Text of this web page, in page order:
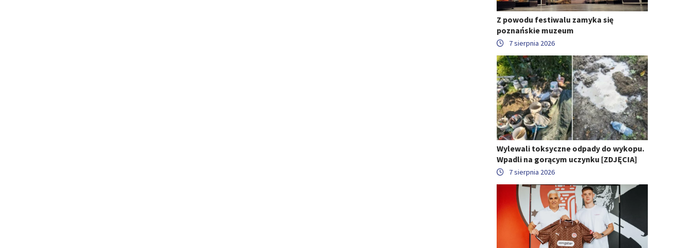
Z powodu festiwalu zamyka się
poznańskie muzeum
7 sierpnia 2026
Wylewali toksyczne odpady do wykopu.
Wpadli na gorącym uczynku [ZDJĘCIA]
7 sierpnia 2026